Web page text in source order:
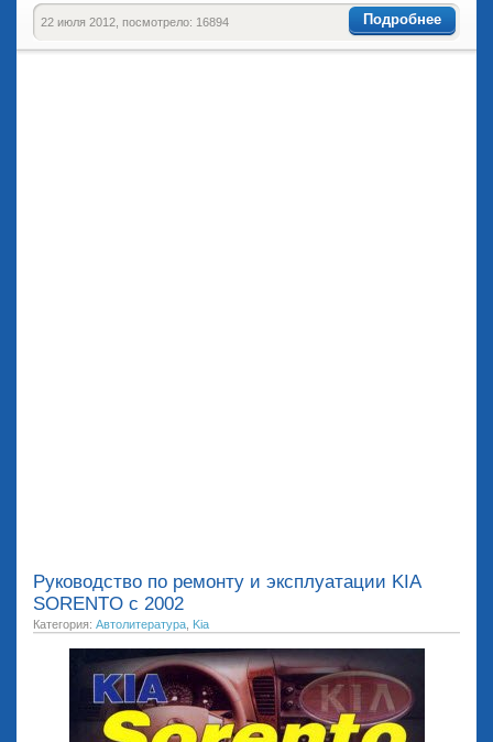
Подробнее
22 июля 2012, посмотрело: 16894
Руководство по ремонту и эксплуатации KIA
SORENTO с 2002
Категория: Автолитература Kia